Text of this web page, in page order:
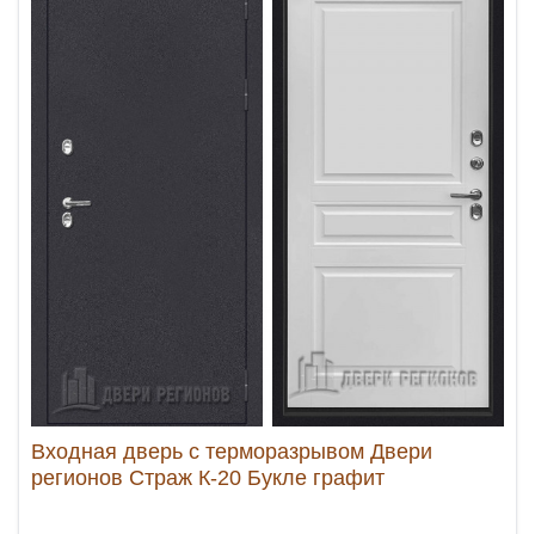
Входная дверь с терморазрывом Двери
регионов Страж К-20 Букле графит